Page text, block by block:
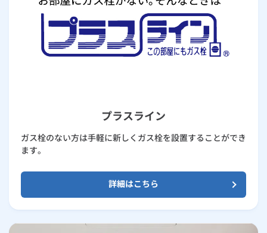
プラスライン
ガス栓のない方は手軽に新しくガス栓を設置することができ
ます。
詳細はこちら